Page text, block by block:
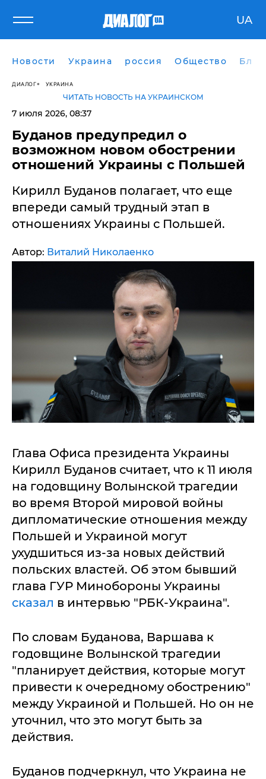
UA
Новости Украина россия Общество
ДИАЛОГ УКРАИНА
ЧИТАТЬ НОВОСТЬ НА УКРАИНСКОМ
7 июля 2026, 08:37
Буданов предупредил о
возможном новом обострении
отношений Украины с Польшей
Кирилл Буданов полагает, что еще
впереди самый трудный этап в
отношениях Украины с Польшей.
Автор: Виталий Николаенко
Глава Офиса президента Украины
Кирилл Буданов считает, что к 11 июля
на годовщину Волынской трагедии
во время Второй мировой войны
дипломатические отношения между
Польшей и Украиной могут
ухудшиться из-за новых действий
польских властей. Об этом бывший
глава ГУР Минобороны Украины
сказал в интервью "РБК-Украина".
По словам Буданова, Варшава к
годовщине Волынской трагедии
"планирует действия, которые могут
привести к очередному обострению"
между Украиной и Польшей. Но он не
уточнил, что это могут быть за
действия.
Буданов подчеркнул, что Украина не